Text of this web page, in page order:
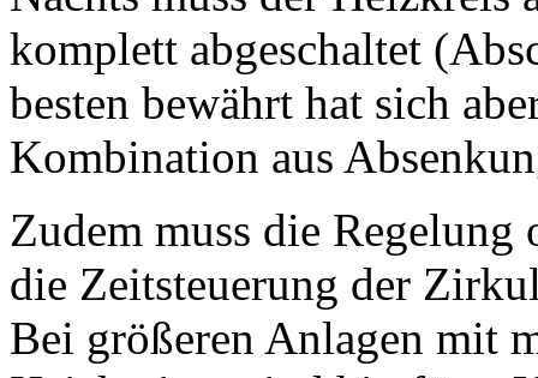
komplett abgeschaltet
besten bewährt hat sich
Kombination aus
Zudem muss die
die Zeitsteuerung der
Bei größeren Anlagen mit